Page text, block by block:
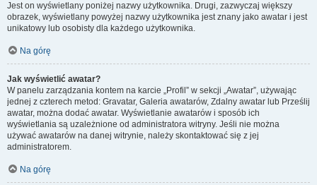
Jest on wyświetlany poniżej nazwy użytkownika. Drugi, zazwyczaj większy
obrazek, wyświetlany powyżej nazwy użytkownika jest znany jako awatar i jest
unikatowy lub osobisty dla każdego użytkownika.
Na górę
Jak wyświetlić awatar?
W panelu zarządzania kontem na karcie „Profil” w sekcji „Awatar”, używając
jednej z czterech metod: Gravatar, Galeria awatarów, Zdalny awatar lub Prześlij
awatar, można dodać awatar. Wyświetlanie awatarów i sposób ich
wyświetlania są uzależnione od administratora witryny. Jeśli nie można
używać awatarów na danej witrynie, należy skontaktować się z jej
administratorem.
Na górę